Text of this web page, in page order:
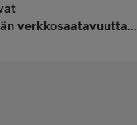
verkkosaatavuutta...